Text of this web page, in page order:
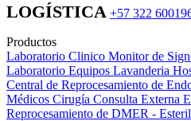
LOGÍSTICA +57 322
Productos
Laboratorio Clinico Monitor de
Laboratorio Equipos Lavanderia
Central de Reprocesamiento de
Médicos Cirugía Consulta Externa
Reprocesamiento de DMER -